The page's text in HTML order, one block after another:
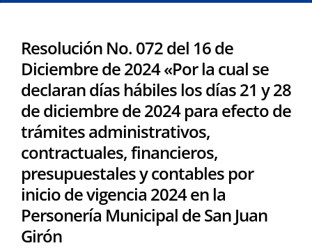
Resolución No. 072 del 16 de
Diciembre de 2024 «Por la cual se
declaran días hábiles los días 21 y 28
de diciembre de 2024 para efecto de
trámites administrativos,
contractuales, financieros,
presupuestales y contables por
inicio de vigencia 2024 en la
Personería Municipal de San Juan
Girón